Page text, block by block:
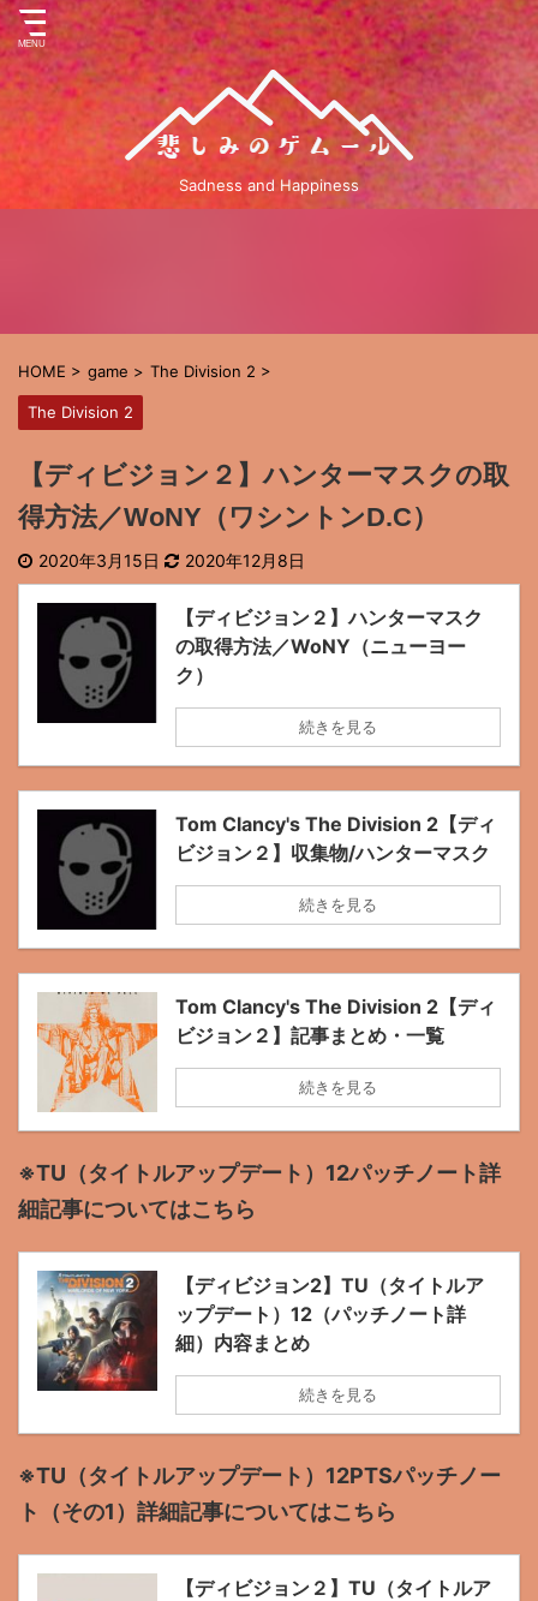
Sadness and Happiness
HOME > game > The Division 2 >
The Division 2
【ディビジョン２】ハンターマスクの取
得方法／WoNY（ワシントンD.C）
2020年3月15日 2020年12月8日
【ディビジョン２】ハンターマスク
の取得方法／WoNY（ニューヨー
ク）
続きを見る
Tom Clancy's The Division 2【ディ
ビジョン２】収集物/ハンターマスク
続きを見る
Tom Clancy's The Division 2【ディ
ビジョン２】記事まとめ・一覧
続きを見る
※TU（タイトルアップデート）12パッチノート詳
細記事についてはこちら
【ディビジョン2】TU（タイトルア
ップデート）12（パッチノート詳
細）内容まとめ
続きを見る
※TU（タイトルアップデート）12PTSパッチノー
ト（その1）詳細記事についてはこちら
【ディビジョン２】TU（タイトルア